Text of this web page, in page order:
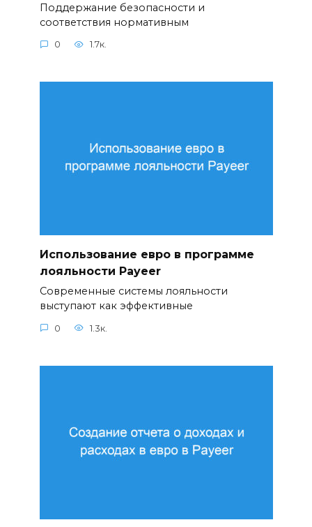
Поддержание безопасности и
соответствия нормативным
0 1.7к.
Использование евро в программе
лояльности Payeer
Современные системы лояльности
выступают как эффективные
0 1.3к.